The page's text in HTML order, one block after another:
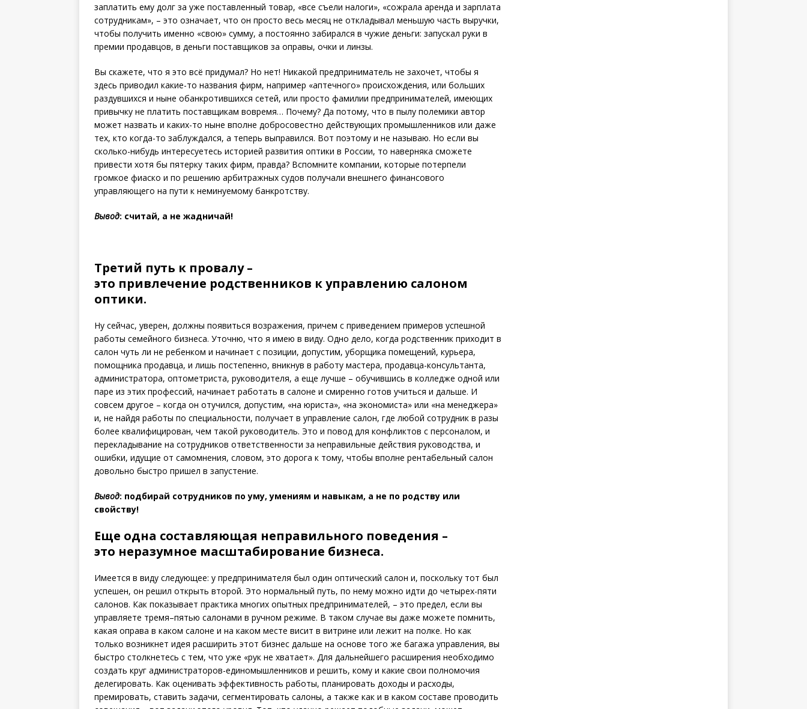
заплатить ему долг за уже поставленный товар, «все съели налоги», «сожрала аренда и зарплата
сотрудникам», – это означает, что он просто весь месяц не откладывал меньшую часть выручки,
чтобы получить именно «свою» сумму, а по­стоянно забирался в чужие деньги: запускал руки в
премии продавцов, в деньги поставщиков за оправы, очки и линзы.
Вы скажете, что я это всё придумал? Но нет! Никакой предприниматель не захочет, чтобы я
здесь приводил какие-то названия фирм, например «аптечного» происхождения, или больших
раздувшихся и ныне обанкротившихся сетей, или просто фамилии предпринимателей, имеющих
привычку не платить поставщикам вовремя… Почему? Да потому, что в пылу полемики автор
может назвать и каких-то ныне вполне добросовестно действую­щих промышленников или даже
тех, кто когда-то заблуж­дался, а теперь выправился. Вот поэтому и не называю. Но если вы
сколько-нибудь интересуетесь историей развития оптики в России, то наверняка сможете
привести хотя бы пятерку таких фирм, правда? Вспомните компании, которые потерпели
громкое фиаско и по решению арбитражных судов получали внешнего финансового
управляющего на пути к неминуемому банкротству.
Вывод: считай, а не жадничай!
Третий путь к провалу –
это привлечение родственников к управлению салоном
оптики.
Ну сейчас, уверен, должны появиться возражения, причем с приведением примеров успешной
работы семейного бизнеса. Уточню, что я имею в виду. Одно дело, ко­гда родственник приходит в
салон чуть ли не ребенком и начинает с позиции, допустим, уборщика помещений, курьера,
помощника продавца, и лишь постепенно, вникнув в работу мастера, продавца-консультанта,
администратора, оптометриста, руководителя, а еще лучше – обучившись в колледже одной или
паре из этих профессий, начинает работать в салоне и смиренно готов учиться и дальше. И
совсем другое – когда он отучился, допустим, «на юриста», «на экономиста» или «на менеджера»
и, не найдя работы по специальности, получает в управление салон, где любой сотрудник в разы
более квалифицирован, чем такой руководитель. Это и повод для конфликтов с персоналом, и
перекладывание на сотрудников ответственности за неправильные действия руководства, и
ошибки, идущие от самомнения, словом, это дорога к тому, чтобы вполне рентабельный салон
довольно быстро пришел в запустение.
Вывод: подбирай сотрудников по уму, умениям и навыкам, а не по родству или
свойству!
Еще одна составляющая неправильного поведения –
это неразумное масштабирование бизнеса.
Имеется в виду следующее: у предпринимателя был один оптический салон и, поскольку тот был
успешен, он решил открыть второй. Это нормальный путь, по нему можно идти до четырех-пяти
салонов. Как показывает практика многих опытных предпринимателей, – это предел, если вы
управляете тремя–пятью салонами в ручном режиме. В таком случае вы даже можете помнить,
какая оправа в каком салоне и на каком месте висит в витрине или лежит на полке. Но как
только возникнет идея расширить этот бизнес дальше на основе того же багажа управления, вы
быстро столкнетесь с тем, что уже «рук не хватает». Для дальнейшего расширения необходимо
создать круг администраторов-единомышленников и решить, кому и какие свои полномочия
делегировать. Как оценивать эффективность работы, планировать доходы и расходы,
премировать, ставить задачи, сегментировать салоны, а также как и в каком составе проводить